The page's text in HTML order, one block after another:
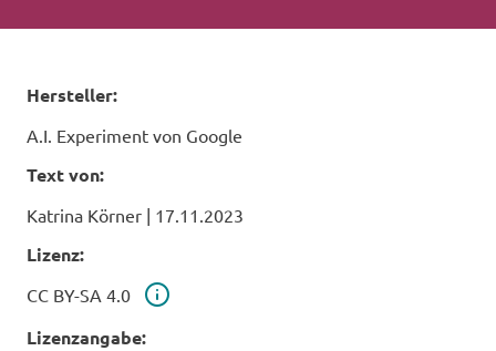
Hersteller:
A.I. Experiment von Google
Text von:
Katrina Körner | 17.11.2023
Lizenz:
CC BY-SA 4.0
Lizenzangabe: